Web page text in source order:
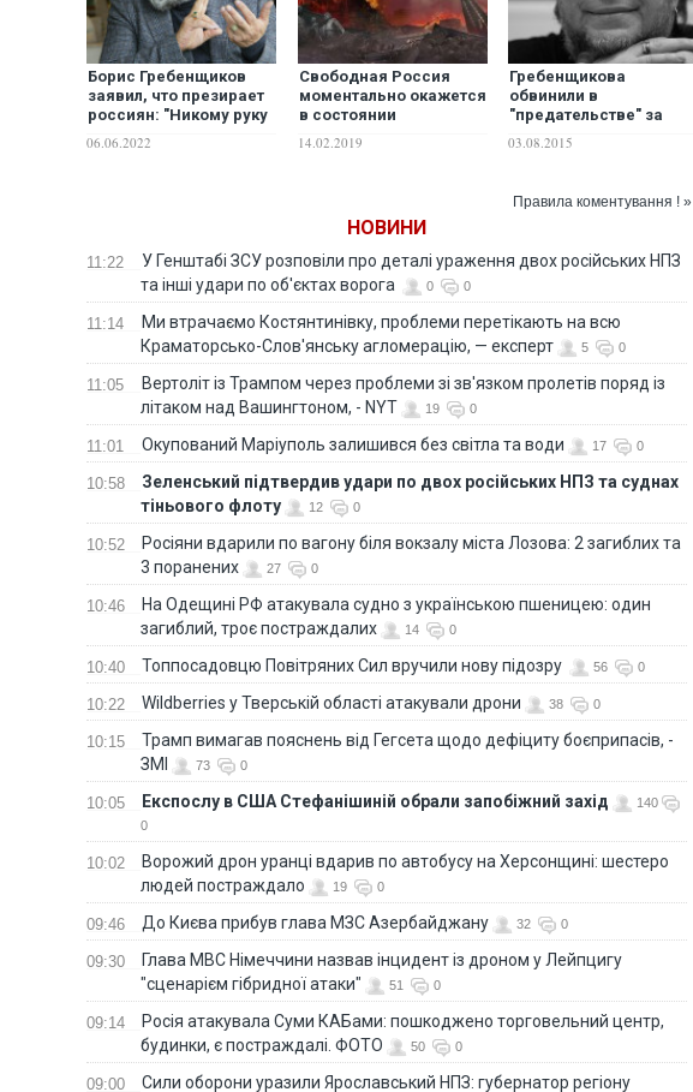
Борис Гребенщиков
заявил, что презирает
россиян: "Никому руку
06.06.2022
Свободная Россия
моментально окажется
в состоянии
попрощается с рядом
14.02.2019
Гребенщикова
обвинили в
"предательстве" за
03.08.2015
Правила коментування ! »
НОВИНИ
11:22
У Генштабі ЗСУ розповіли про деталі ураження двох російських НПЗ
та інші удари по об'єктах ворога
0 0
11:14
Ми втрачаємо Костянтинівку, проблеми перетікають на всю
Краматорсько-Слов'янську агломерацію, — експерт
5 0
11:05
Вертоліт із Трампом через проблеми зі зв'язком пролетів поряд із
літаком над Вашингтоном, - NYT
19 0
11:01 Окупований Маріуполь залишився без світла та води 17 0
10:58
Зеленський підтвердив удари по двох російських НПЗ та суднах
тіньового флоту
12 0
10:52
Росіяни вдарили по вагону біля вокзалу міста Лозова: 2 загиблих та
3 поранених
27 0
10:46
На Одещині РФ атакувала судно з українською пшеницею: один
загиблий, троє постраждалих
14 0
10:40 Топпосадовцю Повітряних Сил вручили нову підозру 56 0
10:22 Wildberries у Тверській області атакували дрони 38 0
10:15
Трамп вимагав пояснень від Гегсета щодо дефіциту боєприпасів, -
ЗМІ
73 0
10:05 Експослу в США Стефанішиній обрали запобіжний захід
140
0
10:02
Ворожий дрон уранці вдарив по автобусу на Херсонщині: шестеро
людей постраждало
19 0
09:46 До Києва прибув глава МЗС Азербайджану 32 0
09:30
Глава МВС Німеччини назвав інцидент із дроном у Лейпцигу
"сценарієм гібридної атаки"
51 0
09:14
Росія атакувала Суми КАБами: пошкоджено торговельний центр,
будинки, є постраждалі. ФОТО
50 0
09:00 Сили оборони уразили Ярославський НПЗ: губернатор регіону